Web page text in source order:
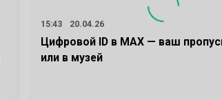
15:43 20.04.26
Цифровой ID в MAX — ваш
или в музей